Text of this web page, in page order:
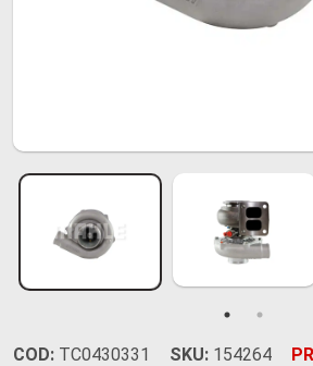
COD: TC0430331 SKU: 154264